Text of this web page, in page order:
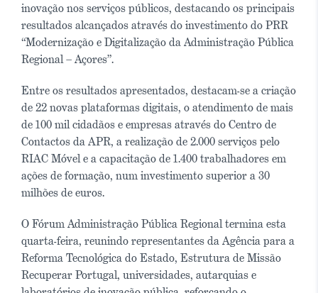
inovação nos serviços públicos, destacando os principais
resultados alcançados através do investimento do PRR
“Modernização e Digitalização da Administração Pública
Regional – Açores”.
Entre os resultados apresentados, destacam-se a criação
de 22 novas plataformas digitais, o atendimento de mais
de 100 mil cidadãos e empresas através do Centro de
Contactos da APR, a realização de 2.000 serviços pelo
RIAC Móvel e a capacitação de 1.400 trabalhadores em
ações de formação, num investimento superior a 30
milhões de euros.
O Fórum Administração Pública Regional termina esta
quarta-feira, reunindo representantes da Agência para a
Reforma Tecnológica do Estado, Estrutura de Missão
Recuperar Portugal, universidades, autarquias e